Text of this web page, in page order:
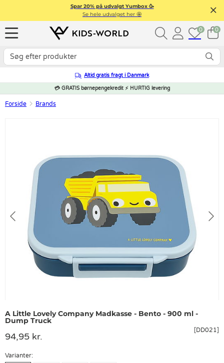
Spar 20% på udvalgt Yumbox 🥳
Se hele udvalget her 🤩
0 0
Altid gratis fragt i Danmark
💳 GRATIS børnepengekredit ⚡ HURTIG levering
Forside Brands
A Little Lovely Company Madkasse - Bento - 900 ml -
Dump Truck
[DD021]
94,95 kr.
Varianter: